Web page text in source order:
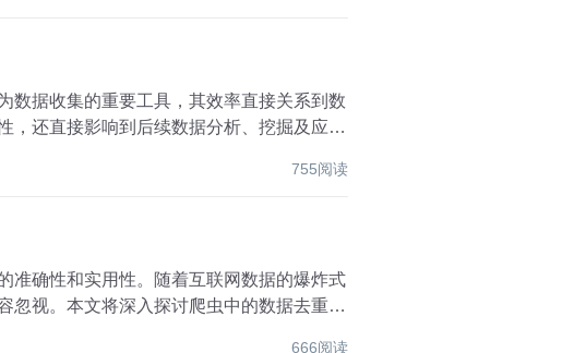
数据收集的重要工具，其效率直接关系到数
，还直接影响到后续数据分析、挖掘及应用
755阅读
准确性和实用性。随着互联网数据的爆炸式
忽视。本文将深入探讨爬虫中的数据去重与
666阅读